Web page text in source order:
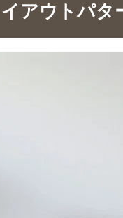
アウトパタ